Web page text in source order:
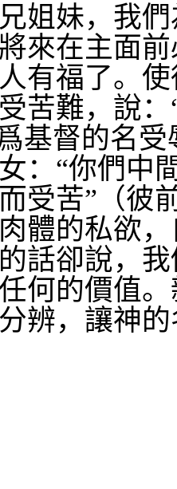
姐妹，我
來在主面
有福了。
苦難，說
基督的名
：“你們中
受苦”（彼
體的私欲
話卻說，
何的價值
辨，讓神